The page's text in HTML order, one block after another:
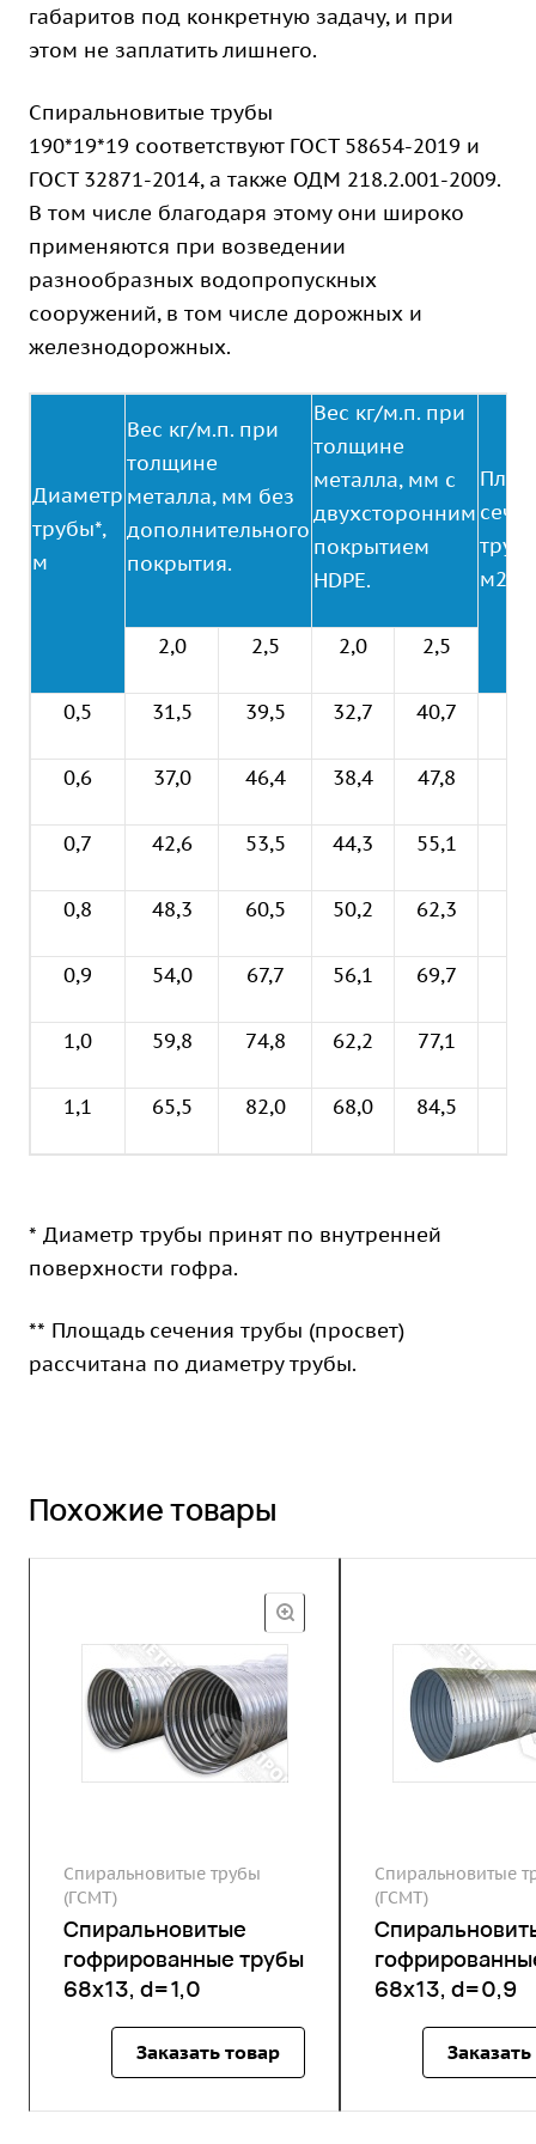
габаритов под конкретную задачу, и при
этом не заплатить лишнего.
Спиральновитые трубы
190*19*19 соответствуют ГОСТ 58654-2019 и
ГОСТ 32871-2014, а также ОДМ 218.2.001-2009.
В том числе благодаря этому они широко
применяются при возведении
разнообразных водопропускных
сооружений, в том числе дорожных и
железнодорожных.
Диаметр
трубы*,
м
Вес кг/м.п. при
толщине
металла, мм без
дополнительного
покрытия.
Вес кг/м.п. при
толщине
металла, мм с
двухсторонним
покрытием
HDPE.
м2
2,0 2,5 2,0 2,5
0,5 31,5 39,5 32,7 40,7
0,6 37,0 46,4 38,4 47,8
0,7 42,6 53,5 44,3 55,1
0,8 48,3 60,5 50,2 62,3
0,9 54,0 67,7 56,1 69,7
1,0 59,8 74,8 62,2 77,1
1,1 65,5 82,0 68,0 84,5
* Диаметр трубы принят по внутренней
поверхности гофра.
** Площадь сечения трубы (просвет)
рассчитана по диаметру трубы.
Похожие товары
Спиральновитые трубы
(ГСМТ)
Спиральновитые
гофрированные трубы
68х13, d=1,0
Заказать товар
Спиральновитые
(ГСМТ)
68х13, d=0,9